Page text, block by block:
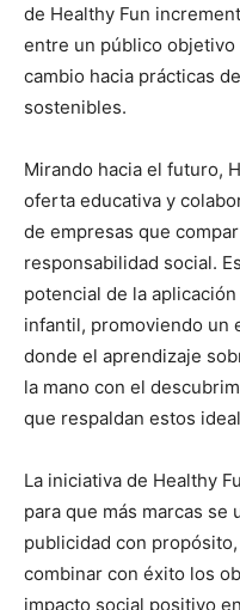
de Healthy Fun
entre un público
cambio hacia prácticas
sostenibles.
Mirando hacia el futuro,
oferta educativa y
de empresas que
responsabilidad social.
potencial de la
infantil, promoviendo un
donde el aprendizaje
la mano con el
que respaldan estos
La iniciativa de Healthy
para que más marcas se
publicidad con
combinar con éxito los
impacto social positivo